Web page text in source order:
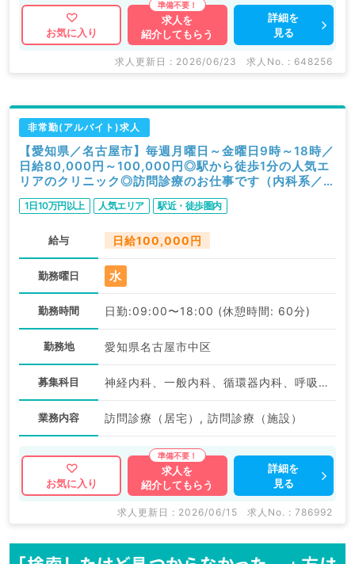
お気に入り
求人を
紹介してもらう
詳細を
見る
求人更新日 : 2026/06/23 求人No. : 648256
非常勤(アルバイト)求人
【愛知県／名古屋市】毎週月曜日～金曜日9時～18時／
日給80,000円～100,000円◎駅から徒歩1分の人気エ
リアのクリニック◎訪問診療のお仕事です（内科系／非
常勤）
1日10万円以上 人気エリア 駅近・徒歩圏内
給与 日給100,000円
勤務曜日 水
勤務時間 日勤:09:00〜18:00 (休憩時間: 60分)
勤務地 愛知県名古屋市中区
募集科目 神経内科、一般内科、循環器内科、呼吸器内科、消化器内科、内分泌・代謝内科、腎臓内科、老年内科、血液内科、膠原病科
業務内容 訪問診療（居宅）, 訪問診療（施設）
お気に入り
求人を
紹介してもらう
詳細を
見る
求人更新日 : 2026/06/15 求人No. : 786992